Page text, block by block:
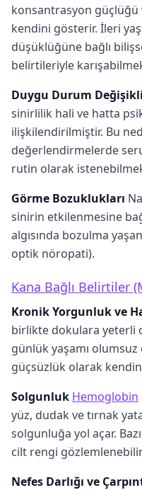
konsantrasyon güçlüğü
kendini gösterir. İleri
düşüklüğüne bağlı
belirtileriyle
Duygu Durum
sinirlilik hali ve hatta
ilişkilendirilmiştir. Bu
değerlendirmelerde
rutin olarak
Görme Bozuklukları
sinirin etkilenmesine
algısında bozulma
optik nöropati).
Kana Bağlı Belirtiler
Kronik Yorgunluk ve
birlikte dokulara yeterli
günlük yaşamı
güçsüzlük olarak
Solgunluk Hemoglobin
yüz, dudak ve tırnak
solgunluğa yol açar.
cilt rengi
Nefes Darlığı ve